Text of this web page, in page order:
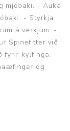
mjóbaki. - Auka
- Styrkja
á verkjum. -
Spinefitter við
fyrir kylfinga. -
og